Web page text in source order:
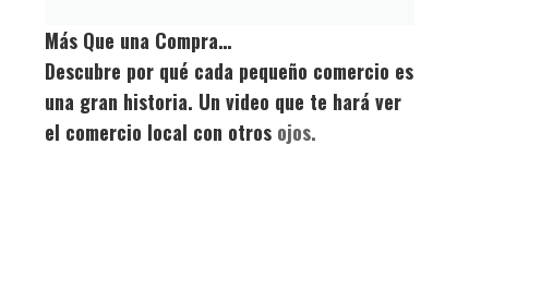
Más Que una Compra…
Descubre por qué cada pequeño comercio es
una gran historia. Un video que te hará ver
el comercio local con otros ojos.